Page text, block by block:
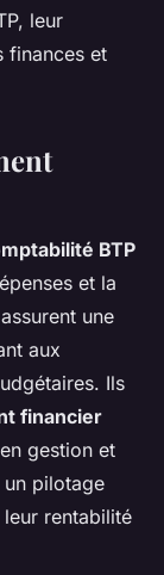
leur
finances et
BTP
et la
une
aux
Ils
financier
gestion et
pilotage
rentabilité